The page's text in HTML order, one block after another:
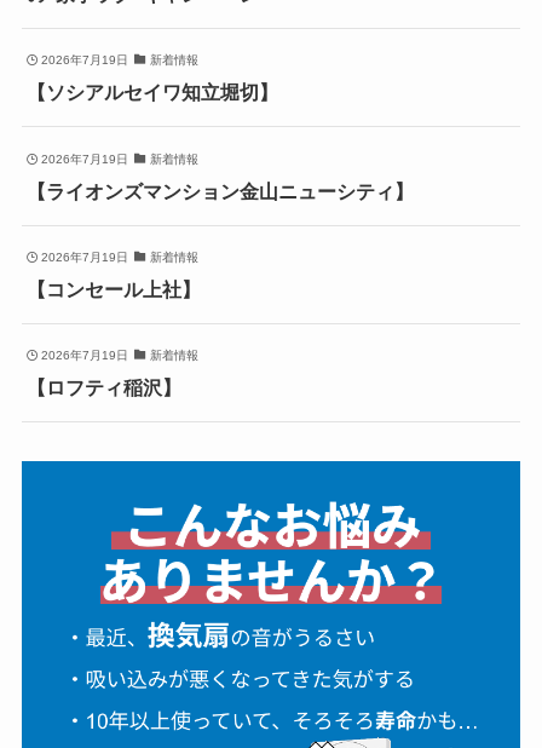
2026年7月19日 新着情報
【ソシアルセイワ知立堀切】
2026年7月19日 新着情報
【ライオンズマンション金山ニューシティ】
2026年7月19日 新着情報
【コンセール上社】
2026年7月19日 新着情報
【ロフティ稲沢】